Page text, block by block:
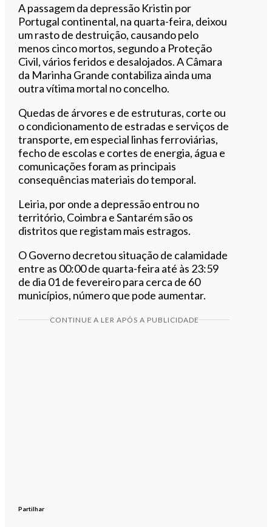
A passagem da depressão Kristin por
Portugal continental, na quarta-feira, deixou
um rasto de destruição, causando pelo
menos cinco mortos, segundo a Proteção
Civil, vários feridos e desalojados. A Câmara
da Marinha Grande contabiliza ainda uma
outra vítima mortal no concelho.
Quedas de árvores e de estruturas, corte ou
o condicionamento de estradas e serviços de
transporte, em especial linhas ferroviárias,
fecho de escolas e cortes de energia, água e
comunicações foram as principais
consequências materiais do temporal.
Leiria, por onde a depressão entrou no
território, Coimbra e Santarém são os
distritos que registam mais estragos.
O Governo decretou situação de calamidade
entre as 00:00 de quarta-feira até às 23:59
de dia 01 de fevereiro para cerca de 60
municípios, número que pode aumentar.
CONTINUE A LER APÓS A PUBLICIDADE
Partilhar